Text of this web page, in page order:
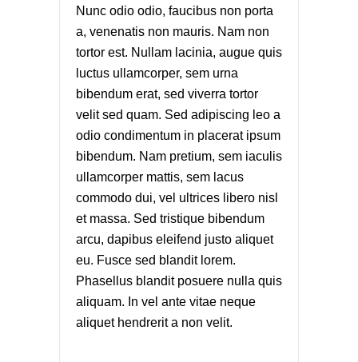
Nunc odio odio, faucibus non porta
a, venenatis non mauris. Nam non
tortor est. Nullam lacinia, augue quis
luctus ullamcorper, sem urna
bibendum erat, sed viverra tortor
velit sed quam. Sed adipiscing leo a
odio condimentum in placerat ipsum
bibendum. Nam pretium, sem iaculis
ullamcorper mattis, sem lacus
commodo dui, vel ultrices libero nisl
et massa. Sed tristique bibendum
arcu, dapibus eleifend justo aliquet
eu. Fusce sed blandit lorem.
Phasellus blandit posuere nulla quis
aliquam. In vel ante vitae neque
aliquet hendrerit a non velit.